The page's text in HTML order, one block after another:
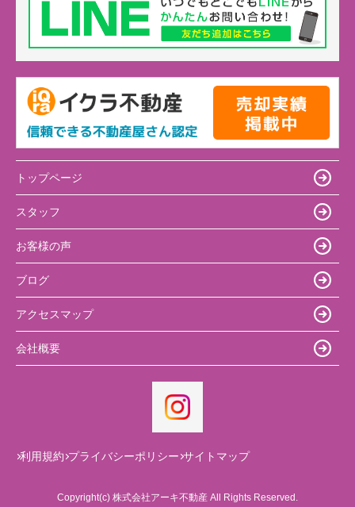
トップページ
スタッフ
お客様の声
ブログ
アクセスマップ
会社概要
利用規約 プライバシーポリシー サイトマップ
Copyright(c) 株式会社アーキ不動産 All Rights Reserved.